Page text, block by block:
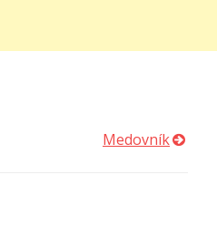
Medovník